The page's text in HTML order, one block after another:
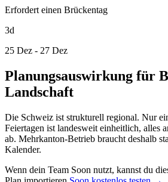
Erfordert einen Brückentag
3d
25 Dez - 27 Dez
Planungsauswirkung für
Landschaft
Die Schweiz ist strukturell regional. Nur
Feiertagen ist landesweit einheitlich, alles
ab. Mehrkanton-Betrieb braucht deshalb
Kalender.
Wenn dein Team Soon nutzt, kannst du